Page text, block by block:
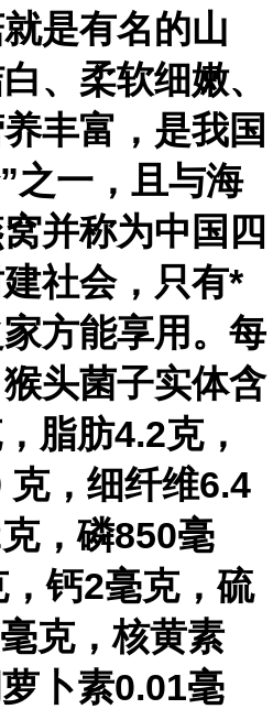
是有名的山
、柔软细嫩、
丰富，是我国
之一，且与海
并称为中国四
社会，只有*
方能享用。每
头菌子实体含
脂肪4.2克，
，细纤维6.4
，磷850毫
钙2毫克，硫
克，核黄素
卜素0.01毫